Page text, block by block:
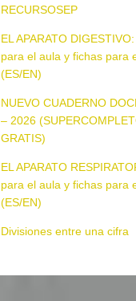
RECURSOSEP
EL APARATO
para el aula y fichas para
(ES/EN)
NUEVO CUADERNO
– 2026
GRATIS)
EL APARATO
para el aula y fichas para
(ES/EN)
Divisiones entre una cifra